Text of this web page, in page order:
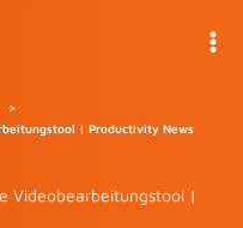
| Productivity News
Videobearbeitungstool |